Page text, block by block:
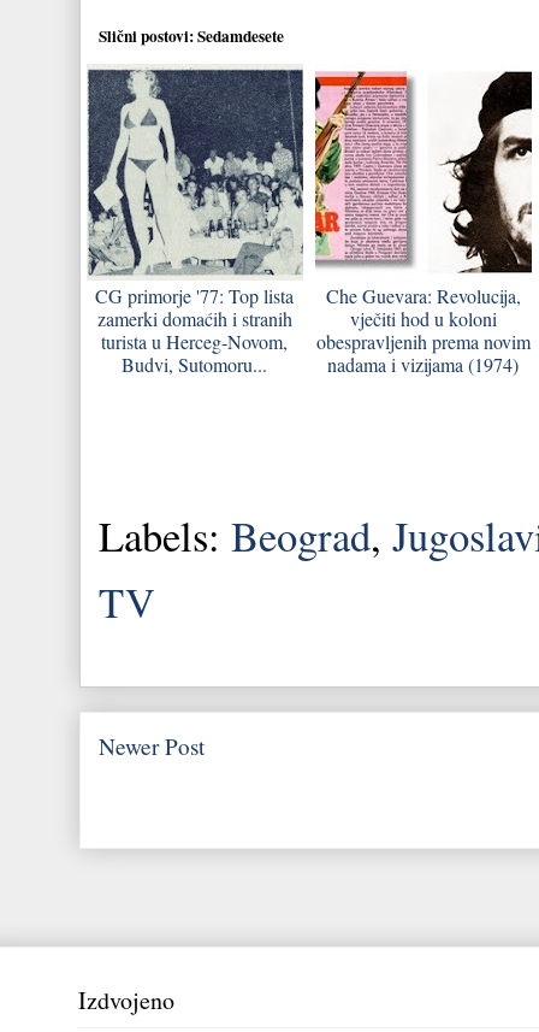
Slični postovi:Sedamdesete
CG primorje '77: Top lista
zamerki domaćih i stranih
turista u Herceg-Novom,
Budvi, Sutomoru...
Che Guevara: Revolucija,
vječiti hod u koloni
obespravljenih prema novim
nadama i vizijama (1974)
Labels: Beograd,
TV
Newer Post
Izdvojeno